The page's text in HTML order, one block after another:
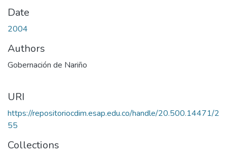
Date
2004
Authors
Gobernación de Nariño
URI
https://repositoriocdim.esap.edu.co/handle/20.500.14471/2
55
Collections